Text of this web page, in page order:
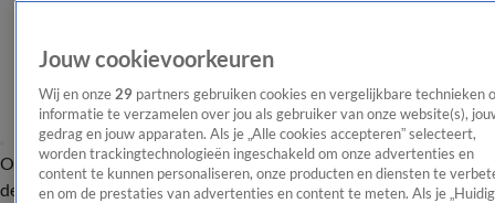
OverzichtAfleveringen Entertainment TV Algemeen
Tip
de redactieNieuwsbrief
Jouw cookievoorkeuren
Wij en onze 29 partners gebruiken cookies en vergelijkbare technieken
informatie te verzamelen over jou als gebruiker van onze website(s),
gedrag en jouw apparaten. Als je „Alle cookies accepteren” selecteert,
worden trackingtechnologieën ingeschakeld om onze advertenties en
content te kunnen personaliseren, onze producten en diensten te
en om de prestaties van advertenties en content te meten. Als je